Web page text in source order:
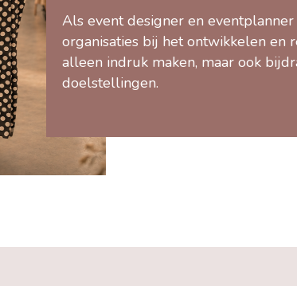
Als event designer en
organisaties bij het ontwikkelen en
alleen indruk maken, maar ook
doelstellingen.